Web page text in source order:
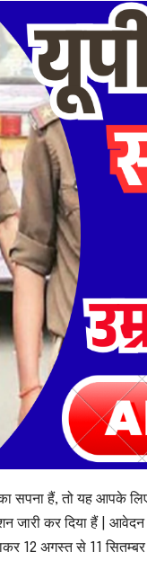
हैं, तो यह आपके लिए
कर दिया हैं | आवेदन
12 अगस्त से 11